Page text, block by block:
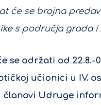
će se brojna
s područja grada i
se održati od 22.8.-
učionici u IV.
članovi Udruge